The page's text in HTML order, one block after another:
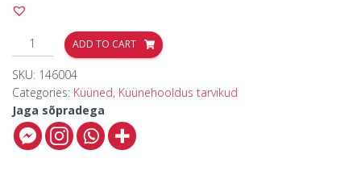
ADD TO CART
SKU: 146004
Categories: Küüned, Küünehooldus tarvikud
Jaga sõpradega